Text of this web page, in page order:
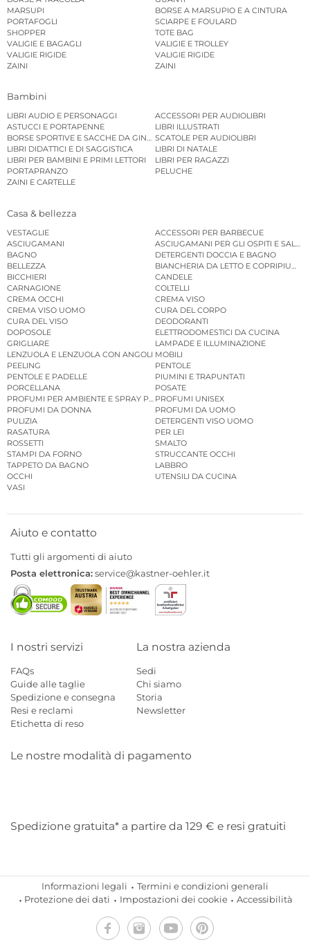
MARSUPI
BORSE A MARSUPIO E A CINTURA
PORTAFOGLI
SCIARPE E FOULARD
SHOPPER
TOTE BAG
VALIGIE E BAGAGLI
VALIGIE E TROLLEY
VALIGIE RIGIDE
VALIGIE RIGIDE
ZAINI
ZAINI
Bambini
LIBRI AUDIO E PERSONAGGI
ACCESSORI PER AUDIOLIBRI
ASTUCCI E PORTAPENNE
LIBRI ILLUSTRATI
BORSE SPORTIVE E SACCHE DA GINNASTICASCATOLE PER AUDIOLIBRI
LIBRI DIDATTICI E DI SAGGISTICA
LIBRI DI NATALE
LIBRI PER BAMBINI E PRIMI LETTORI
LIBRI PER RAGAZZI
PORTAPRANZO
PELUCHE
ZAINI E CARTELLE
Casa & bellezza
VESTAGLIE
ACCESSORI PER BARBECUE
ASCIUGAMANI
ASCIUGAMANI PER GLI OSPITI E
BAGNO
DETERGENTI DOCCIA E BAGNO
BELLEZZA
BIANCHERIA DA LETTO E COPRIPIUMINI
BICCHIERI
CANDELE
CARNAGIONE
COLTELLI
CREMA OCCHI
CREMA VISO
CREMA VISO UOMO
CURA DEL CORPO
CURA DEL VISO
DEODORANTI
DOPOSOLE
ELETTRODOMESTICI DA CUCINA
GRIGLIARE
LAMPADE E ILLUMINAZIONE
LENZUOLA E LENZUOLA CON ANGOLI MOBILI
PEELING
PENTOLE
PENTOLE E PADELLE
PIUMINI E TRAPUNTATI
PORCELLANA
POSATE
PROFUMI PER AMBIENTE E SPRAY PER AMBIENTE
PROFUMI UNISEX
PROFUMI DA DONNA
PROFUMI DA UOMO
PULIZIA
DETERGENTI VISO UOMO
RASATURA
PER LEI
ROSSETTI
SMALTO
STAMPI DA FORNO
STRUCCANTE OCCHI
TAPPETO DA BAGNO
LABBRO
OCCHI
UTENSILI DA CUCINA
VASI
Aiuto e contatto
Tutti gli argomenti di aiuto
Posta elettronica:service@kastner-oehler.it
I nostri servizi
FAQs
Guide alle taglie
Spedizione e consegna
Resi e reclami
Etichetta di reso
La nostra azienda
Sedi
Chi siamo
Storia
Newsletter
Le nostre modalità di pagamento
Spedizione gratuita* a partire da 129 € e resi gratuiti
Informazioni legali
Termini e condizioni generali
Protezione dei dati
Impostazioni dei cookie Accessibilità